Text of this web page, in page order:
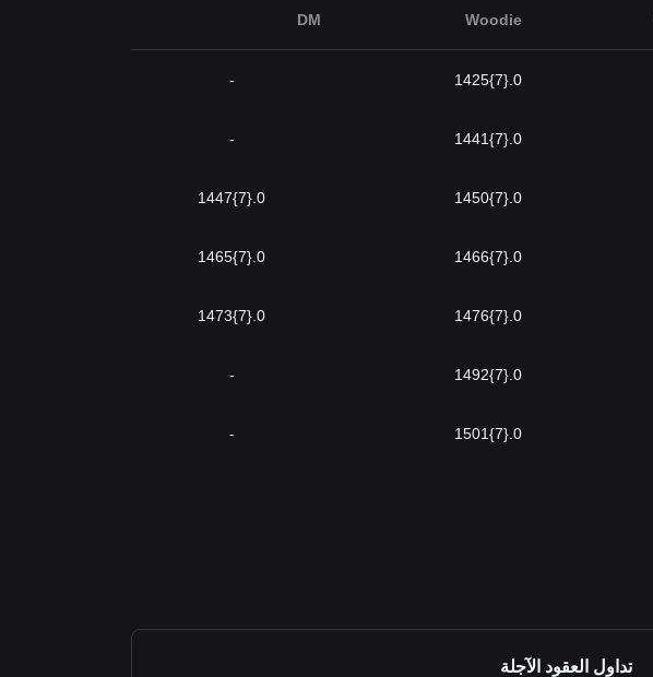
Woodie
DM
0.{7}1425
-
0.{7}1441
-
0.{7}1450
0.{7}1447
0.{7}1466
0.{7}1465
0.{7}1476
0.{7}1473
0.{7}1492
-
0.{7}1501
-
تداول العقود الآجلة